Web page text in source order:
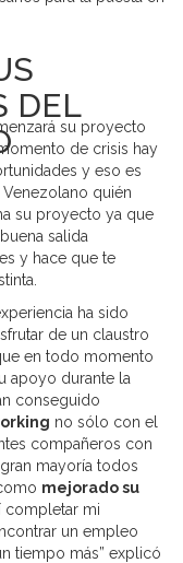
DEL
su proyecto
de crisis hay
y eso es
quién
su proyecto ya que
salida
y hace que te
ha sido
de un claustro
en todo momento
apoyo durante la
conseguido
no sólo con el
compañeros con
mayoría todos
mejorado su
completar mi
un empleo
tiempo más” explicó